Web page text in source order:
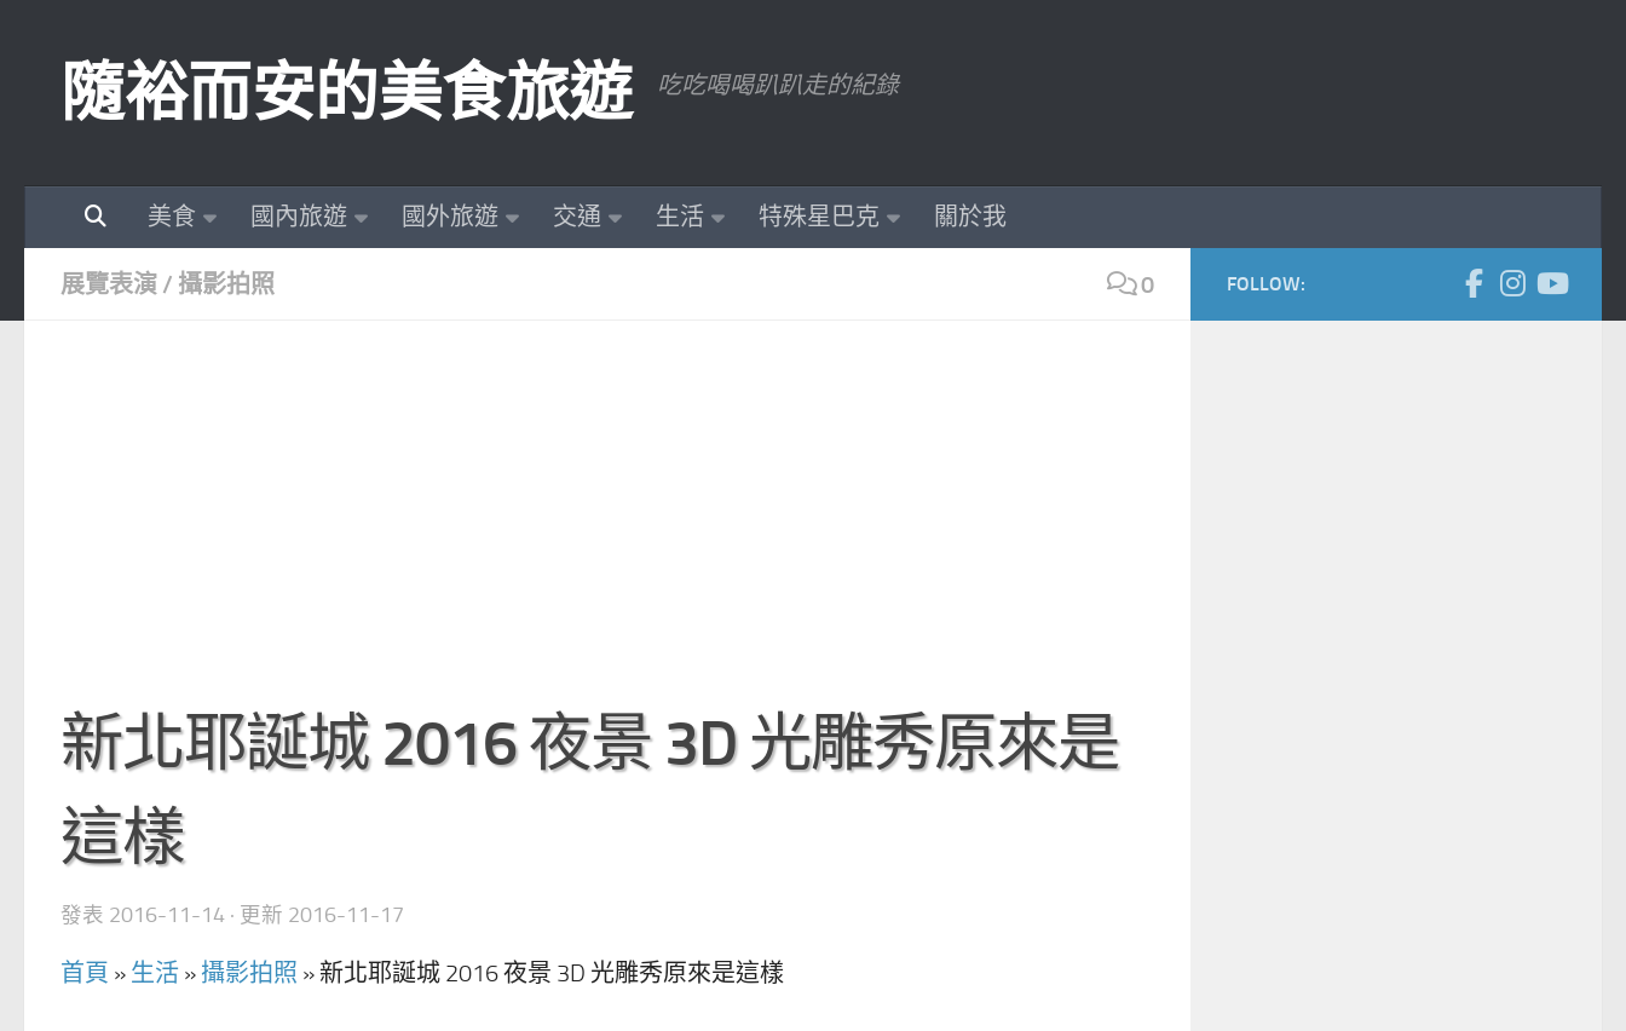
隨裕而安的美食旅遊 吃吃喝喝趴趴走的紀錄
美食 國內旅遊 國外旅遊 交通 生活 特殊星巴克 關於我
展覽表演 / 攝影拍照 0
新北耶誕城 2016 夜景 3D 光雕秀原來是
這樣
發表 2016-11-14 · 更新 2016-11-17
首頁 » 生活 » 攝影拍照 » 新北耶誕城 2016 夜景 3D 光雕秀原來是這樣
FOLLOW: